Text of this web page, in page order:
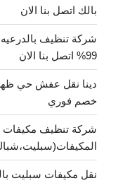
بالك اتصل بنا الان
99% اتصل بنا الان
خصم فوري